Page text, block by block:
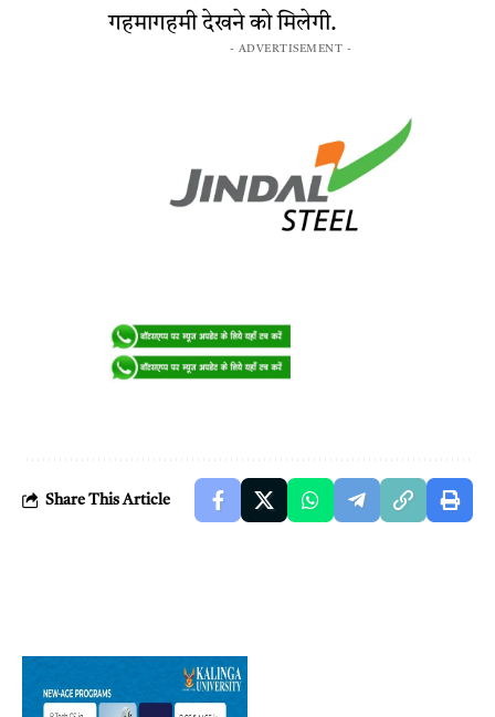
गहमागहमी देखने को मिलेगी.
- ADVERTISEMENT -
Share This Article